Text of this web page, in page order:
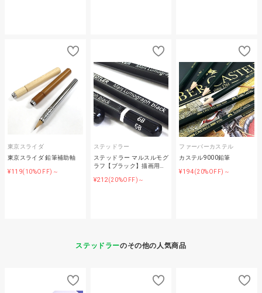
東京スライダ
東京スライダ 鉛筆補助軸
¥119(10%OFF)～
ステッドラー
ステッドラー マルスルモグ
ラフ【ブラック】描画用…
¥212(20%OFF)～
ファーバーカステル
カステル9000鉛筆
¥194(20%OFF)～
ステッドラーのその他の人気商品